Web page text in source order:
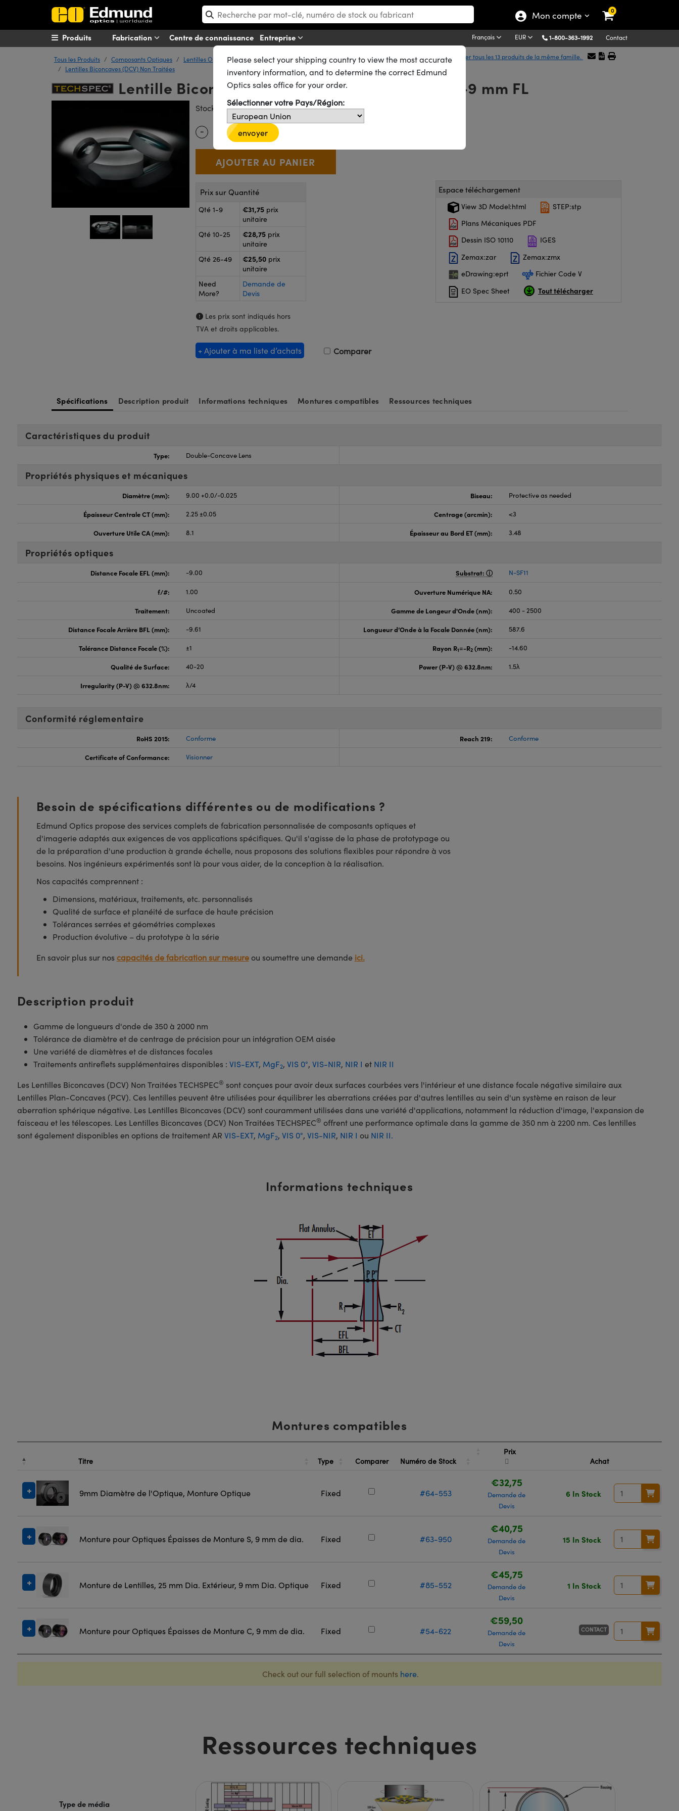
Mon compte 0
Fabrication Centre de connaissance Entreprise Français EUR 1-800-363-1992 Contact
Produits
Tous les Produits Composants Optiques Lentilles Optiques
Lentilles Biconcaves (DCV)
Lentilles Biconcaves (DCV) Non Traitées
Afficher tous les 13 produits de la même famille.
Lentille Biconcave Non Traitée, 9 mm de dia. x -9 mm FL
Stock #48-336 20+ In Stock D’autres traitements
Quantity Selector
- Use the plus and minus buttons to adjust the quantity.
+ €31,75
Prix sur Quantité
Qté 1-9 €31,75 prix
unitaire
Qté 10-25
€28,75 prix
unitaire
Qté 26-49
€25,50 prix
unitaire
Need
More?
Demande de
Devis
Les prix sont indiqués hors
TVA et droits applicables.
+ Ajouter à ma liste d’achats Comparer
Espace téléchargement
View 3D Model:html
STEP:stp
Plans Mécaniques PDF
Dessin ISO 10110
IGES
Zemax:zar
Zemax:zmx
eDrawing:eprt
Fichier Code V
EO Spec Sheet
Tout télécharger
Spécifications Description produit Informations techniques Montures compatibles Ressources techniques
Caractéristiques du produit
Type: Double-Concave Lens
Propriétés physiques et mécaniques
Diamètre (mm): 9.00 +0.0/-0.025 Biseau: Protective as needed
Épaisseur Centrale CT (mm): 2.25 ±0.05 Centrage (arcmin): <3
Ouverture Utile CA (mm): 8.1 Épaisseur au Bord ET (mm): 3.48
Propriétés optiques
Distance Focale EFL (mm): -9.00 Substrat: N-SF11
f/#: 1.00 Ouverture Numérique NA: 0.50
Traitement: Uncoated Gamme de Longeur d'Onde (nm): 400 - 2500
Distance Focale Arrière BFL (mm): -9.61 Longueur d’Onde à la Focale Donnée (nm): 587.6
Tolérance Distance Focale (%): ±1 Rayon R1=-R2 (mm): -14.60
Qualité de Surface: 40-20 Power (P-V) @ 632.8nm: 1.5λ
Irregularity (P-V) @ 632.8nm: λ/4
Conformité réglementaire
RoHS 2015: Conforme Reach 219: Conforme
Certificate of Conformance: Visionner
Besoin de spécifications différentes ou de modifications ?
Edmund Optics propose des services complets de fabrication personnalisée de composants optiques et
d'imagerie adaptés aux exigences de vos applications spécifiques. Qu'il s'agisse de la phase de prototypage ou
de la préparation d'une production à grande échelle, nous proposons des solutions flexibles pour répondre à vos
besoins. Nos ingénieurs expérimentés sont là pour vous aider, de la conception à la réalisation.
Nos capacités comprennent :
Dimensions, matériaux, traitements, etc. personnalisés
Qualité de surface et planéité de surface de haute précision
Tolérances serrées et géométries complexes
Production évolutive – du prototype à la série
En savoir plus sur nos capacités de fabrication sur mesureou soumettre une demande ici.
Description produit
Gamme de longueurs d'onde de 350 à 2000 nm
Tolérance de diamètre et de centrage de précision pour un intégration OEM aisée
Une variété de diamètres et de distances focales
Traitements antireflets supplémentaires disponibles : VIS-EXT, MgF2, VIS 0°, VIS-NIR, NIR I et NIR II
Les Lentilles Biconcaves (DCV) Non Traitées TECHSPEC® sont conçues pour avoir deux surfaces courbées vers l'intérieur et une distance focale négative similaire aux
Lentilles Plan-Concaves (PCV). Ces lentilles peuvent être utilisées pour équilibrer les aberrations créées par d'autres lentilles au sein d'un système en raison de leur
aberration sphérique négative. Les Lentilles Biconcaves (DCV) sont couramment utilisées dans une variété d'applications, notamment la réduction d'image, l'expansion de
faisceau et les télescopes. Les Lentilles Biconcaves (DCV) Non Traitées TECHSPEC® offrent une performance optimale dans la gamme de 350 nm à 2200 nm. Ces lentilles
sont également disponibles en options de traitement AR VIS-EXT, MgF2, VIS 0°, VIS-NIR, NIR I ou NIR II.
Informations techniques
Montures compatibles
Titre Type Comparer Numéro de Stock
Prix
Achat
9mm Diamètre de l'Optique, Monture Optique Fixed #64-553
€32,75
Demande de
Devis
6 In Stock
Monture pour Optiques Épaisses de Monture S, 9 mm de dia. Fixed #63-950
€40,75
Demande de
Devis
15 In Stock
Monture de Lentilles, 25 mm Dia. Extérieur, 9 mm Dia. Optique Fixed #85-552
€45,75
Demande de
Devis
1 In Stock
Monture pour Optiques Épaisses de Monture C, 9 mm de dia. Fixed #54-622
€59,50
Demande de
Devis
CONTACT
Check out our full selection of mounts here.
Ressources techniques
Type de média
Please select your shipping country to view the most accurate
inventory information, and to determine the correct Edmund
Optics sales office for your order.
Sélectionner votre Pays/Région:
envoyer